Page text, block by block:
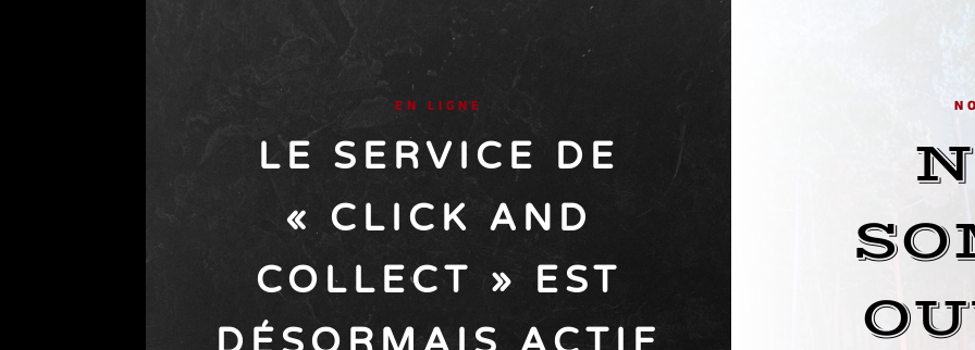
EN LIGNE
LE SERVICE DE
« CLICK AND
COLLECT » EST